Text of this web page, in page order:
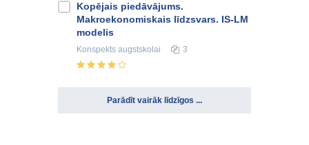
Kopējais piedāvājums.
Makroekonomiskais līdzsvars. IS-LM
modelis
Konspekts augstskolai 3
Parādīt vairāk līdzīgos ...